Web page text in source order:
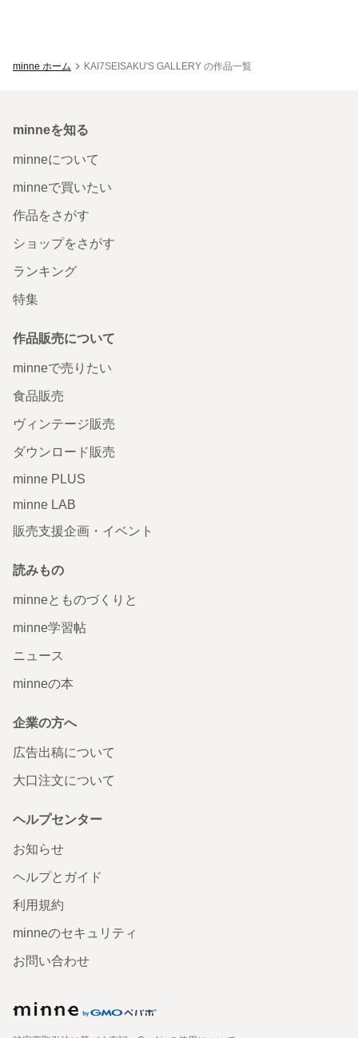
minne ホーム KAI7SEISAKU'S GALLERY の作品一覧
minneを知る
minneについて
minneで買いたい
作品をさがす
ショップをさがす
ランキング
特集
作品販売について
minneで売りたい
食品販売
ヴィンテージ販売
ダウンロード販売
minne PLUS
minne LAB
販売支援企画・イベント
読みもの
minneとものづくりと
minne学習帖
ニュース
minneの本
企業の方へ
広告出稿について
大口注文について
ヘルプセンター
お知らせ
ヘルプとガイド
利用規約
minneのセキュリティ
お問い合わせ